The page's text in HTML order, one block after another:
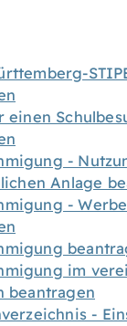
einen
-
Anlage
-
im
beantragen
-